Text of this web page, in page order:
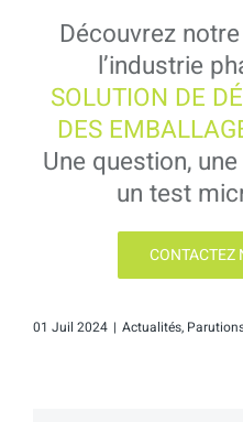
Découvrez
l’industrie
SOLUTION DE
DES
Une question,
un test
CONTACTEZ
01 Juil 2024 | Actualités,